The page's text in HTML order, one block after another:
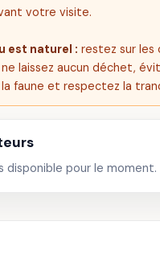
votre visite.
est naturel : restez sur les
laissez aucun déchet,
faune et respectez la
disponible pour le moment.